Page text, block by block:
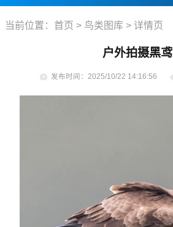
当前位置： 首页 > 鸟类图库 > 详情页
户外拍摄黑鸢
发布时间：2025/10/22 14:16:56